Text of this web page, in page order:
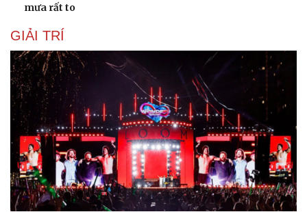
mưa rất to
GIẢI TRÍ